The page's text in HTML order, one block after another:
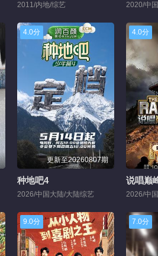
2011/内地/综艺 2020/中
4.0分
更新至20260807期
种地吧4
2026/中国大陆/大陆综艺
4.0分
说唱巅
2026/中
9.0分 7.0分